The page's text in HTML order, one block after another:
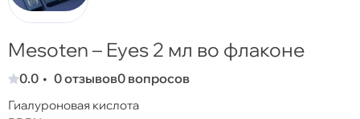
Mesoten – Eyes 2 мл во флаконе
0.0 0 отзывов0 вопросов
Гиалуроновая кислота